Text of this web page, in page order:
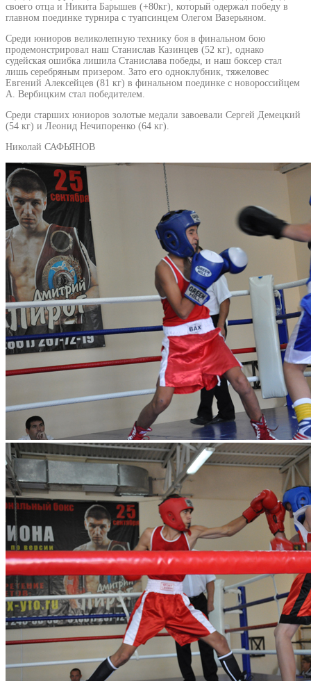
своего отца и Никита Барышев (+80кг), который одержал победу в
главном поединке турнира с туапсинцем Олегом Вазерьяном.
Среди юниоров великолепную технику боя в финальном бою
продемонстрировал наш Станислав Казинцев (52 кг), однако
судейская ошибка лишила Станислава победы, и наш боксер стал
лишь серебряным призером. Зато его одноклубник, тяжеловес
Евгений Алексейцев (81 кг) в финальном поединке с новороссийцем
А. Вербицким стал победителем.
Среди старших юниоров золотые медали завоевали Сергей Демецкий
(54 кг) и Леонид Нечипоренко (64 кг).
Николай САФЬЯНОВ